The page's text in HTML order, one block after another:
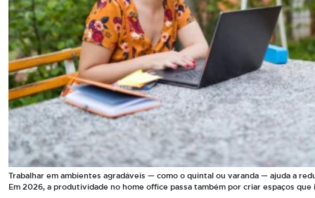
Trabalhar em ambientes agradáveis — como o quintal ou varanda — ajuda a
Em 2026, a produtividade no home office passa também por criar espaços que